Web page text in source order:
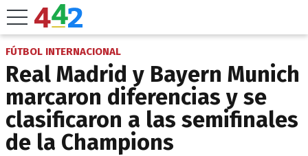
FÚTBOL INTERNACIONAL
Real Madrid y Bayern Munich
marcaron diferencias y se
clasificaron a las semifinales
de la Champions